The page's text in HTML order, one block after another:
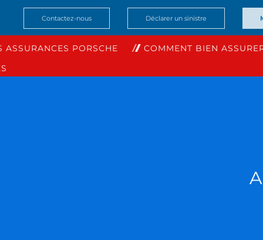
Contactez-nous Déclarer un sinistre
ASSURANCES PORSCHE
COMMENT BIEN